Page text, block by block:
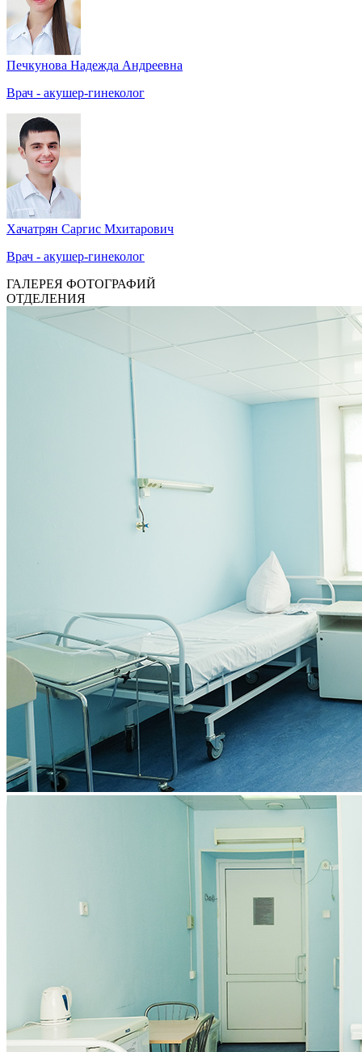
Печкунова Надежда Андреевна
Врач - акушер-гинеколог
Хачатрян Саргис Мхитарович
Врач - акушер-гинеколог
ГАЛЕРЕЯ ФОТОГРАФИЙ
ОТДЕЛЕНИЯ